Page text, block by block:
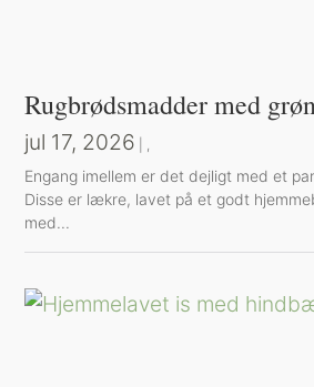
Rugbrødsmadder med
jul 17, 2026 ,
Engang imellem er det dejligt med et
Disse er lækre, lavet på et godt
med...